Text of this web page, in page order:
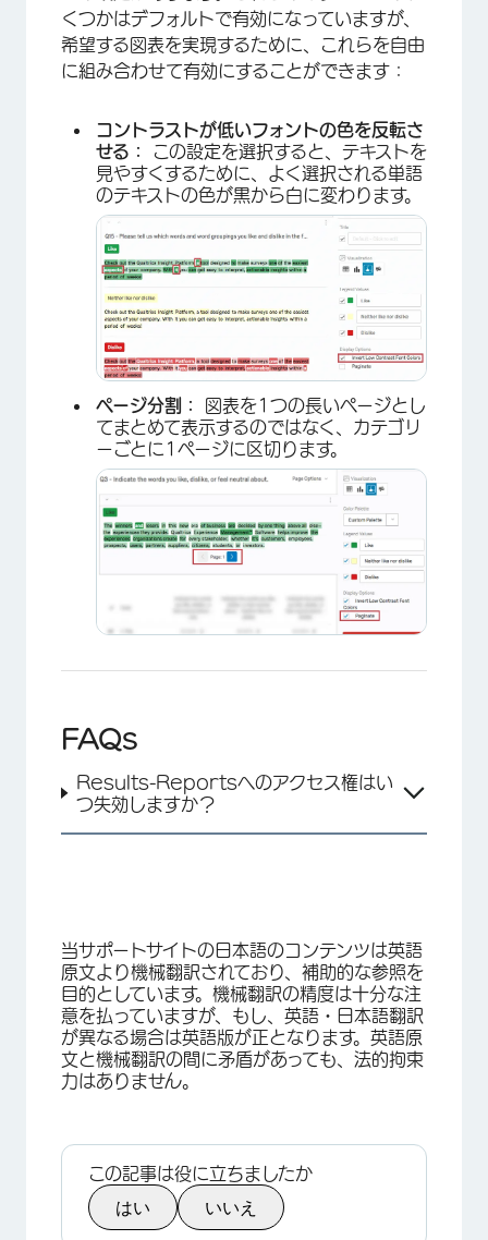
くつかはデフォルトで有効になっていますが、
希望する図表を実現するために、これらを自由
に組み合わせて有効にすることができます：
コントラストが低いフォントの色を反転さ
せる：
この設定を選択すると、テキストを
見やすくするために、よく選択される単語
のテキストの色が黒から白に変わります。
ページ分割：
図表を1つの長いページとし
てまとめて表示するのではなく、カテゴリ
ーごとに1ページに区切ります。
×
FAQs
Results-Reportsへのアクセス権はい
つ失効しますか？
当サポートサイトの日本語のコンテンツは英語
原文より機械翻訳されており、補助的な参照を
目的としています。機械翻訳の精度は十分な注
意を払っていますが、もし、英語・日本語翻訳
が異なる場合は英語版が正となります。英語原
文と機械翻訳の間に矛盾があっても、法的拘束
力はありません。
この記事は役に立ちましたか
はい いいえ